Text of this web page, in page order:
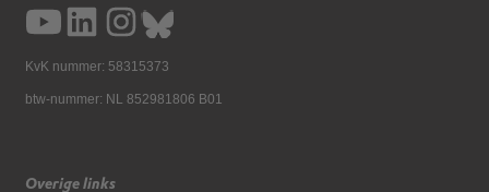
KvK nummer: 58315373
btw-nummer: NL 852981806 B01
Overige links